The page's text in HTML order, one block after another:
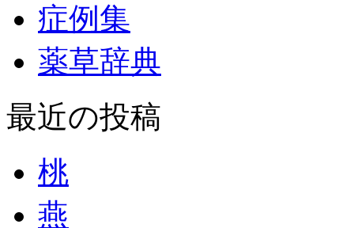
症例集
薬草辞典
最近の投稿
桃
燕